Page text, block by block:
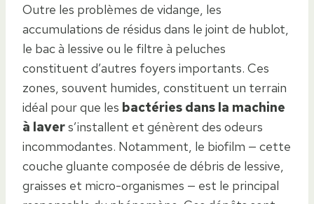
Outre les problèmes de vidange, les
accumulations de résidus dans le joint de hublot,
le bac à lessive ou le filtre à peluches
constituent d’autres foyers importants. Ces
zones, souvent humides, constituent un terrain
idéal pour que les bactéries dans la machine
à lavers’installent et génèrent des odeurs
incommodantes. Notamment, le biofilm — cette
couche gluante composée de débris de lessive,
graisses et micro-organismes — est le principal